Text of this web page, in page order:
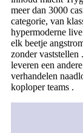
meer dan 3000
categorie, van
hypermoderne
elk beetje
zonder
leveren een
verhandelen
koploper teams .